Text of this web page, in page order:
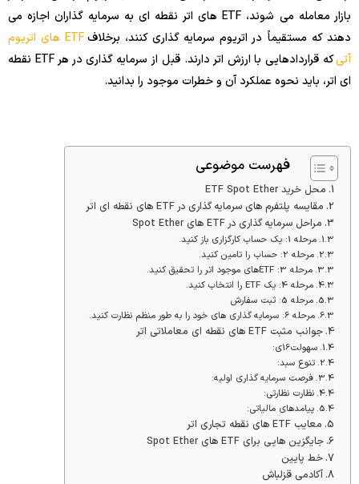
بازار معامله می شوند، ETF های اتر نقطه ای به سرمایه گذاران اجازه می
دهند که مستقیماً در اتریوم سرمایه گذاری کنند، برخلاف
ETF های اتریوم
آتی
که قراردادهایی با ارزش اتر دارند. قبل از سرمایه گذاری در هر ETF نقطه
ای اتر، باید نحوه عملکرد آن و خطرات موجود را بدانید.
فهرست موضوعی
محل خرید ETF Spot Ether
مقایسه پلتفرم های سرمایه گذاری در ETF های نقطه ای اتر
مراحل سرمایه گذاری در ETF های Spot Ether
مرحله 1: یک حساب کارگزاری باز کنید.
مرحله 2: حساب را تامین کنید.
مرحله 3: ETFهای موجود اتر را تحقیق کنید.
مرحله 4: یک ETF را انتخاب کنید.
مرحله 5: ثبت سفارش
مرحله 6: سرمایه گذاری های خود را به طور منظم نظارت کنید.
جوانب مثبت ETF های نقطه ای معاملاتی اتر
سهولت16ی:
تنوع سبد:
فرصت سرمایه گذاری اولیه:
نظارت نظارتی:
پیامدهای مالیاتی:
معایب ETF های نقطه تجاری اتر
جایگزین هایی برای ETF های Spot Ether
خط پایین
آکادمی قزلباش